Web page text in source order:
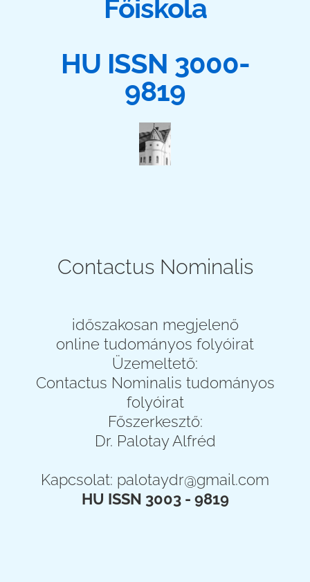
Főiskola
HU ISSN 3000-
9819
Contactus Nominalis
időszakosan megjelenő
online tudományos folyóirat
Üzemeltető:
Contactus Nominalis tudományos
folyóirat
Főszerkesztő:
Dr. Palotay Alfréd
Kapcsolat: palotaydr@gmail.com
HU ISSN 3003 - 9819